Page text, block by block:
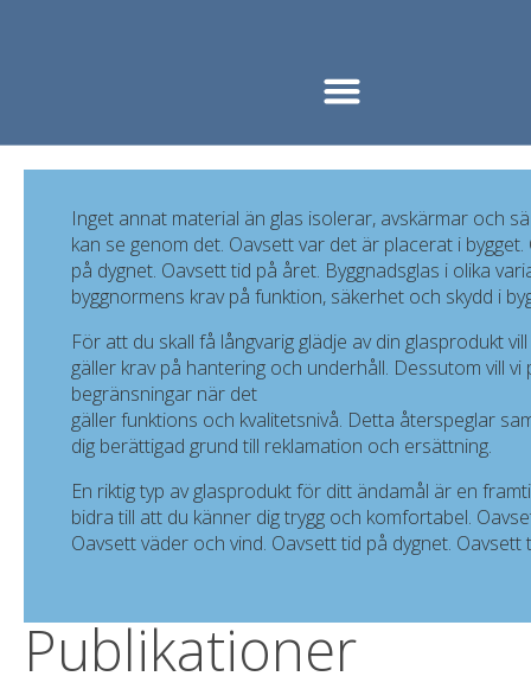
Inget annat material än glas isolerar, avskärmar och
kan se genom det. Oavsett var det är placerat i
på dygnet. Oavsett tid på året. Byggnadsglas i olika
byggnormens krav på funktion, säkerhet och skydd i
För att du skall få långvarig glädje av din glasprodukt
gäller krav på hantering och underhåll. Dessutom vill
begränsningar när det
gäller funktions och kvalitetsnivå. Detta återspeglar
dig berättigad grund till reklamation och ersättning.
En riktig typ av glasprodukt för ditt ändamål är en
bidra till att du känner dig trygg och komfortabel.
Oavsett väder och vind. Oavsett tid på dygnet. Oavsett
Publikationer